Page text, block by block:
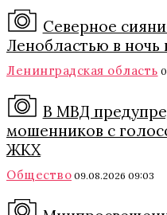
Северное
Ленобластью в ночь
Ленинградская область
В МВД
мошенников с
ЖКХ
Общество 09.08.2026 09:03